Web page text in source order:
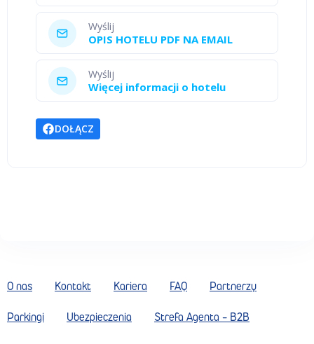
Wyślij
OPIS HOTELU PDF NA EMAIL
Wyślij
Więcej informacji o hotelu
DOŁĄCZ
O nas Kontakt Kariera FAQ Partnerzy
Parkingi Ubezpieczenia Strefa Agenta - B2B